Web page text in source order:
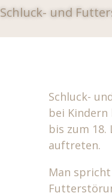
Schluck- und
Schluck-
bei
bis zum 18.
auftreten.
Man